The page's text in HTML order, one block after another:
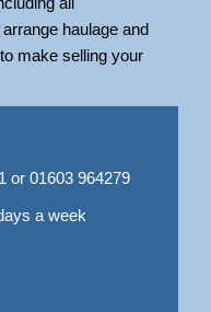
haulage and
make selling your
or 01603 964279
a week